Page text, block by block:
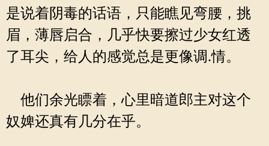
是说着阴毒的话语，只能瞧见弯腰，挑
眉，薄唇启合，几乎快要擦过少女红透
了耳尖，给人的感觉总是更像调.情。
他们余光瞟着，心里暗道郎主对这个
奴婢还真有几分在乎。